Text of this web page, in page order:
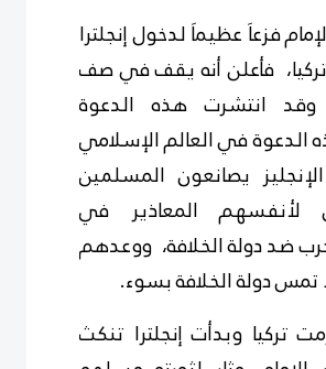
فزعاَ عظيماَ لدخول إنجلترا
فأعلن أنه يقف في صف
وقد انتشرت هذه الدعوة
الدعوة في العالم الإسلامي
يصانعون المسلمين
لأنفسهم المعاذير في
ضد دولة الخلافة، ووعدهم
دولة الخلافة بسوء.
تركيا وبدأت إنجلترا تنكث